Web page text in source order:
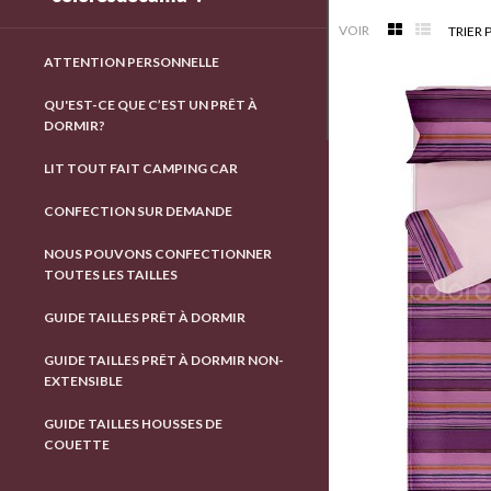
ATTENTION PERSONNELLE
QU'EST-CE QUE C’EST UN PRÊT À
DORMIR?
LIT TOUT FAIT CAMPING CAR
CONFECTION SUR DEMANDE
NOUS POUVONS CONFECTIONNER
TOUTES LES TAILLES
GUIDE TAILLES PRÊT À DORMIR
GUIDE TAILLES PRÊT À DORMIR NON-
EXTENSIBLE
GUIDE TAILLES HOUSSES DE
COUETTE
VOIR TRIER